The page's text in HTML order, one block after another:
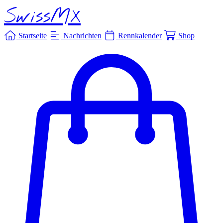
SwissMX
Startseite Nachrichten Rennkalender Shop